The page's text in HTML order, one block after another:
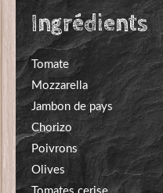
Ingrédients
Tomate
Mozzarella
Jambon de pays
Chorizo
Poivrons
Olives